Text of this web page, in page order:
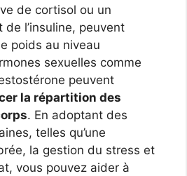
de cortisol ou un
l’insuline, peuvent
poids au niveau
sexuelles comme
peuvent
la répartition des
. En adoptant des
telles qu’une
la gestion du stress et
vous pouvez aider à